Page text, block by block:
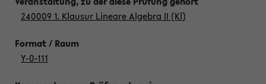
240009 1. Klausur Lineare Algebra II (Kl)
Y-0-111